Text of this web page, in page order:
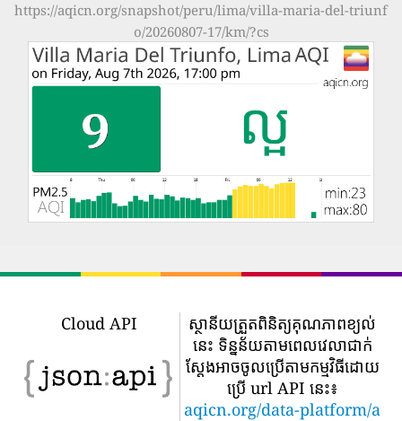
https://aqicn.org/snapshot/peru/lima/villa-maria-del-triunf
o/20260807-17/km/?cs
Cloud API
ស្ថានីយត្រួតពិនិត្យគុណភាពខ្យល់
នេះ ទិន្នន័យតាមពេលវេលាជាក់
ស្តែងអាចចូលប្រើតាមកម្មវិធីដោយ
ប្រើ url API នេះ៖
aqicn.org/data-platform/a